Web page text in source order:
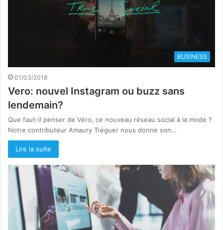
BUSINESS
01/03/2018
Vero: nouvel Instagram ou buzz sans
lendemain?
Que faut-il penser de Véro, ce nouveau réseau social à la mode ?
Notre contributeur Amaury Tréguer nous donne son…
Lire la suite